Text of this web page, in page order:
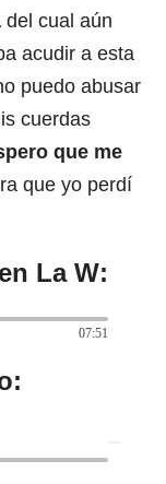
del cual aún
acudir a esta
puedo abusar
cuerdas
que me
que yo perdí
La W:
07:51